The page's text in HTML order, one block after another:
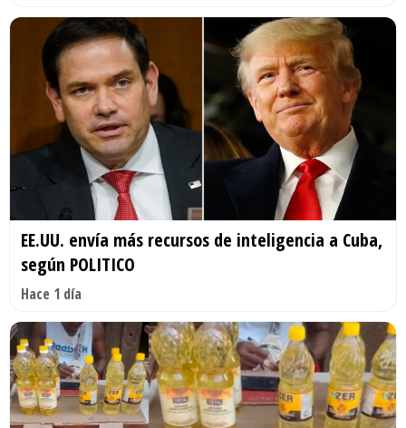
EE.UU. envía más recursos de inteligencia a Cuba,
según POLITICO
Hace 1 día